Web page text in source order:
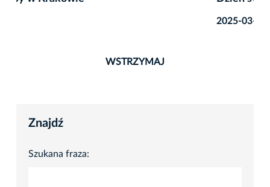
WSTRZYMAJ
Znajdź
Szukana fraza: